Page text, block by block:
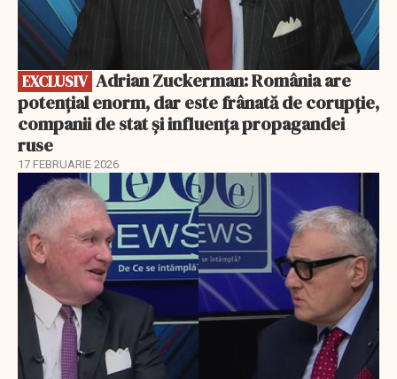
EXCLUSIV
potențial enorm, dar este frânată de corupție,
companii de stat și influența propagandei
ruse
17 FEBRUARIE 2026
EXCLUSIV